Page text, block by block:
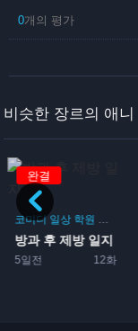
0개의 평가
비슷한 장르의 애니
완결
코미디 일상 학원 드라마
방과 후 제방 일지
5일전 12화